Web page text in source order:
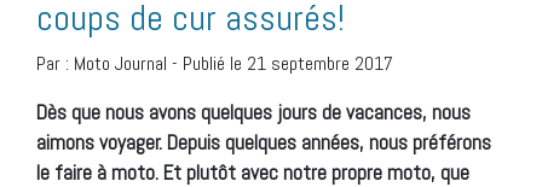
coups de cur assurés!
Par : Moto Journal - Publié le 21 septembre 2017
Dès que nous avons quelques jours de vacances, nous
aimons voyager. Depuis quelques années, nous préférons
le faire à moto. Et plutôt avec notre propre moto, que